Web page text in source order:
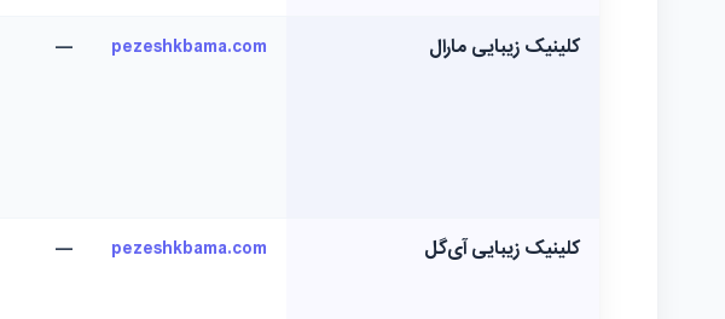
کلینیک زیبایی مارال pezeshkbama.com
—
کلینیک زیبایی آی‌گل pezeshkbama.com
—